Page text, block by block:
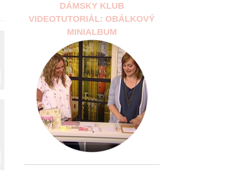
DÁMSKY KLUB
VIDEOTUTORIÁL: OBÁLKOVÝ
MINIALBUM